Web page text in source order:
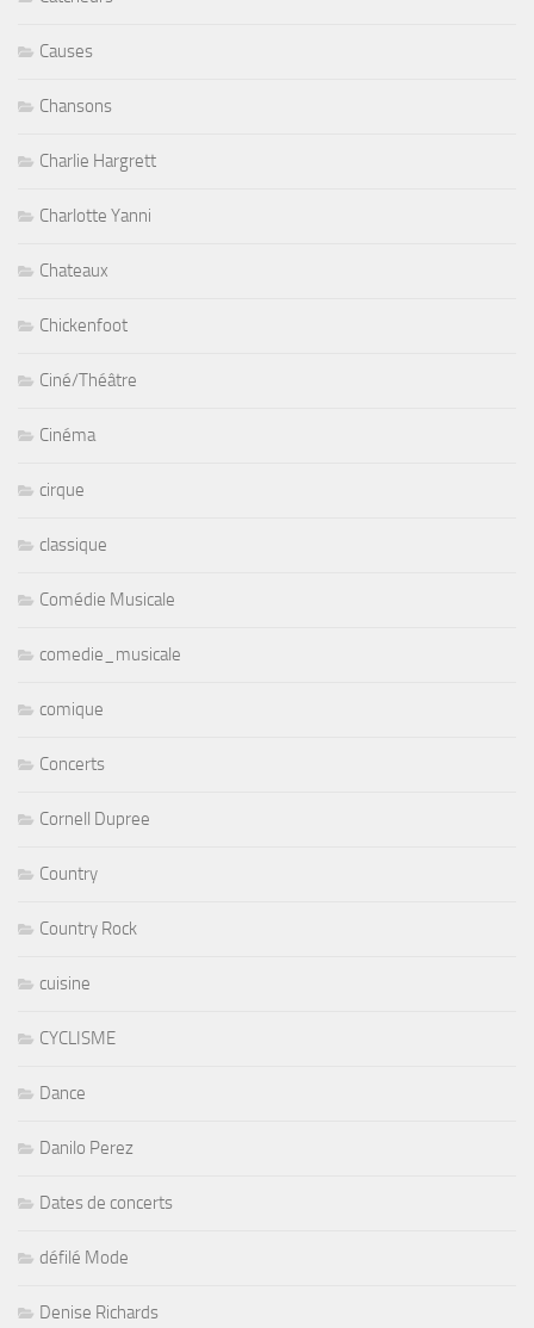
Causes
Chansons
Charlie Hargrett
Charlotte Yanni
Chateaux
Chickenfoot
Ciné/Théâtre
Cinéma
cirque
classique
Comédie Musicale
comedie_musicale
comique
Concerts
Cornell Dupree
Country
Country Rock
cuisine
CYCLISME
Dance
Danilo Perez
Dates de concerts
défilé Mode
Denise Richards